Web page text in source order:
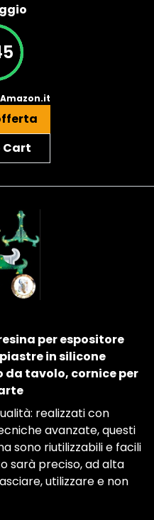
Amazon.it
Cart
per espositore
in silicone
tavolo, cornice per
realizzati con
avanzate, questi
sono riutilizzabili e facili
sarà preciso, ad alta
utilizzare e non